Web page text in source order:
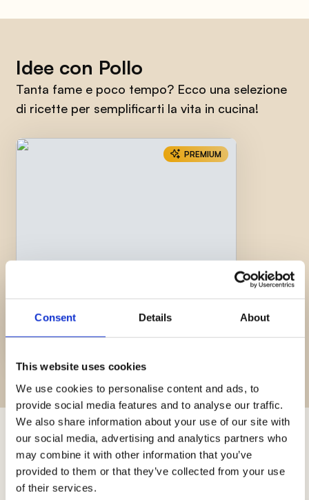
Consent Details About
This website uses cookies
We use cookies to personalise content and ads, to
provide social media features and to analyse our traffic.
We also share information about your use of our site with
our social media, advertising and analytics partners who
may combine it with other information that you’ve
provided to them or that they’ve collected from your use
of their services.
Idee con Pollo
Tanta fame e poco tempo? Ecco una selezione
di ricette per semplificarti la vita in cucina!
PREMIUM
Ali di pollo alla paprika
Trucchi e consigli
Novità, approfondimenti e trucchi per diventare